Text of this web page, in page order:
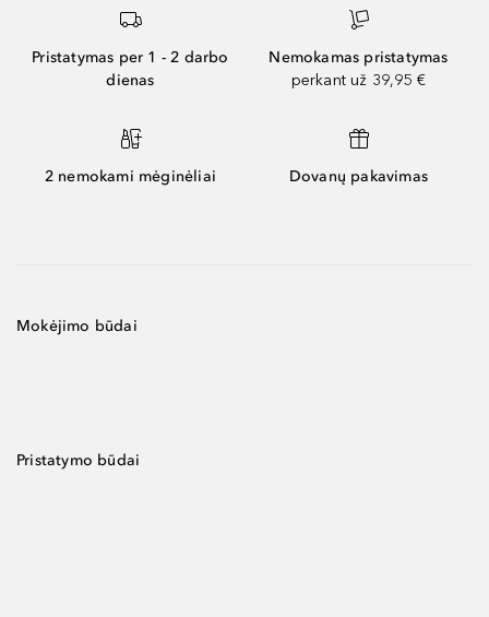
Pristatymas per 1 - 2 darbo
dienas
Nemokamas pristatymas
perkant už 39,95 €
2 nemokami mėginėliai Dovanų pakavimas
Mokėjimo būdai
Pristatymo būdai